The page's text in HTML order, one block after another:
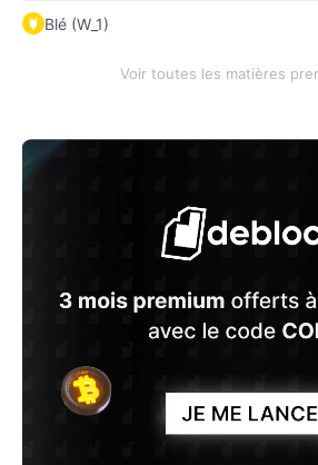
Blé (W_1)
Voir toutes les matières